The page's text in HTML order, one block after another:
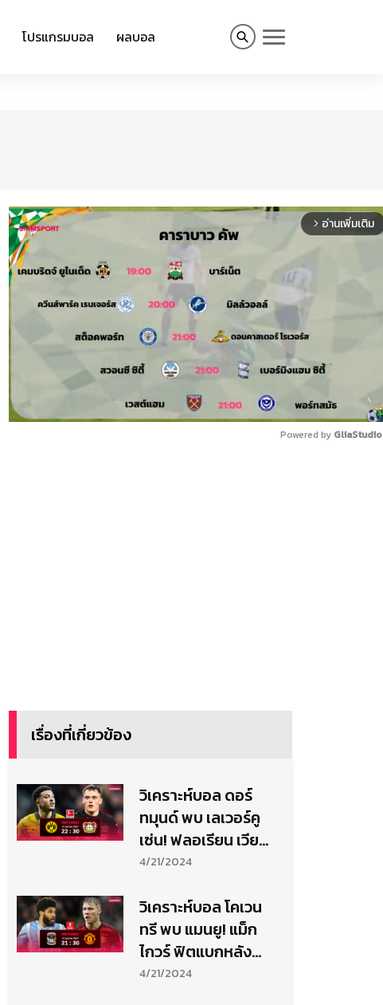
โปรแกรมบอล ผลบอล
arrow_forward_ios อ่านเพิ่มเติม
Powered by
เรื่องที่เกี่ยวข้อง
วิเคราะห์บอล ดอร์
ทมุนด์ พบ เลเวอร์คู
เซ่น! ฟลอเรียน เวียร์
ทซ์ ฮอตยืดแชมป์ไร้
4/21/2024
วิเคราะห์บอล โคเวน
ทรี พบ แมนยู! แม็ก
ไกวร์ ฟิตแบกหลัง
พิการล่าตั๋วเข้าชิง
4/21/2024